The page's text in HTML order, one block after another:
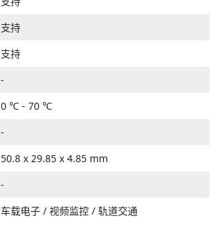
支持
支持
-
0 ℃ - 70 ℃
-
50.8 x 29.85 x 4.85 mm
-
车载电子 / 视频监控 / 轨道交通